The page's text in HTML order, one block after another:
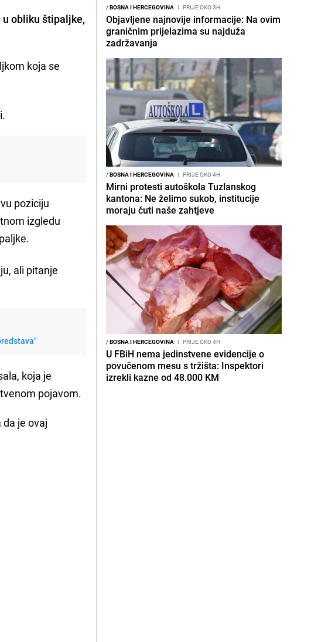
u obliku štipaljke,
koja se
poziciju
izgledu
ali pitanje
koja je
pojavom.
je ovaj
/BOSNA I HERCEGOVINA I PRIJE OKO 3H
Objavljene najnovije informacije: Na ovim
graničnim prijelazima su najduža
zadržavanja
/BOSNA I HERCEGOVINA I PRIJE OKO 4H
Mirni protesti autoškola Tuzlanskog
kantona: Ne želimo sukob, institucije
moraju čuti naše zahtjeve
/BOSNA I HERCEGOVINA I PRIJE OKO 4H
U FBiH nema jedinstvene evidencije o
povučenom mesu s tržišta: Inspektori
izrekli kazne od 48.000 KM